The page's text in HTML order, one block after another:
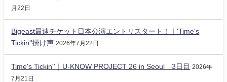
月22日
Bigeast最速チケット日本公演エントリスタート！｜'Time's
Tickin''掛け声 2026年7月22日
Time's Tickin''｜U-KNOW PROJECT 26 in Seoul 3日目
2026年
7月21日